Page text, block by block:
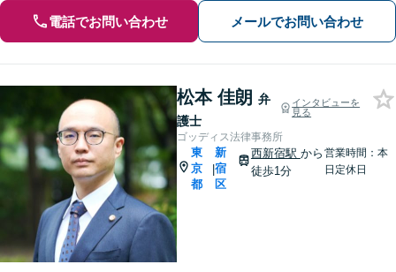
電話でお問い合わせ メールでお問い合わせ
松本 佳朗 弁
護士
インタビューを
見る
ゴッディス法律事務所
東
京
都
|
新
宿
区
西新宿駅 から
徒歩1分
営業時間：本
日定休日